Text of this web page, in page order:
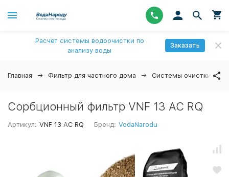
Расчет системы водоочистки по
анализу воды
Заказать
Главная Фильтр для частного дома Системы очистки воды
Сорбционный фильтр VNF 13 AC RQ
Артикул: VNF 13 AC RQ Бренд: VodaNarodu